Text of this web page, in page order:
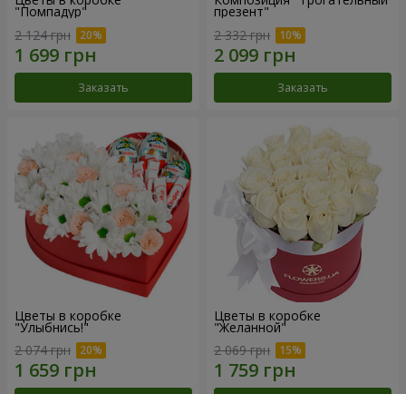
"Помпадур"
2 124 грн
Заказать
презент"
2 332 грн
Заказать
Цветы в коробке
"Улыбнись!"
2 074 грн
Цветы в коробке
"Желанной"
2 069 грн